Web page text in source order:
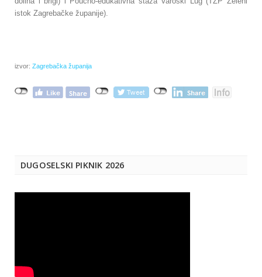
istok Zagrebačke županije).
izvor: Zagrebačka županija
DUGOSELSKI PIKNIK 2026